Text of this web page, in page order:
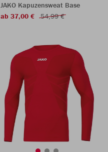
JAKO Kapuzensweat Base
ab 37,00 €
54,99 €